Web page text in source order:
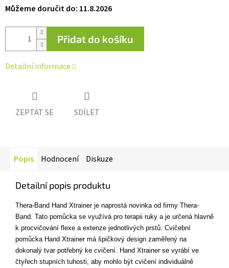
Můžeme doručit do: 11.8.2026
Přidat do košíku
Detailní informace
ZEPTAT SE SDÍLET
Popis Hodnocení Diskuze
Detailní popis produktu
Thera-Band Hand Xtrainer je naprostá novinka od firmy Thera-
Band. Tato pomůcka se využívá pro terapii ruky a je určená hlavně
k procvičování flexe a extenze jednotlivých prstů. Cvičební
pomůcka Hand Xtrainer má špičkový design zaměřený na
dokonalý tvar potřebný ke cvičení. Hand Xtrainer se vyrábí ve
čtyřech stupních tuhosti, aby mohlo být cvičení individuálně